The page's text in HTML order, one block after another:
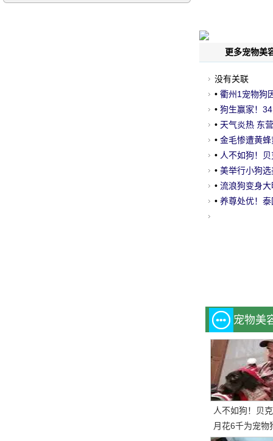
更多宠物美
没有关联
• 衢州1宠物狗
• 狗生赢家！
• 天气炎热 东
• 金毛惨遭黄蜂
• 人不如狗！
• 美举行小狗
• 流浪狗变身大
• 养尊处优！
宠物美
人不如狗！贝
月花6千为宠物